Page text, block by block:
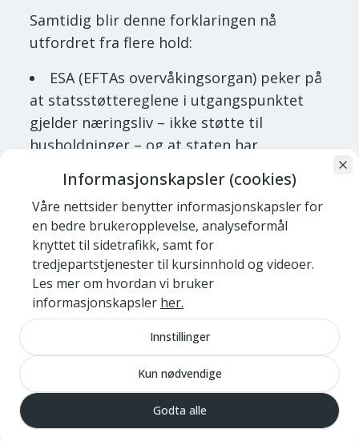
Samtidig blir denne forklaringen nå
utfordret fra flere hold:
ESA (EFTAs overvåkingsorgan) peker på
at statsstøttereglene i utgangspunktet
gjelder næringsliv – ikke støtte til
husholdninger – og at staten har
som treffer forbrukerne.
NKF mener det ikke foreligger en reell
konkurranseproblematikk, og at
begrunnelsen tyder på et mangelfullt
faktagrunnlag.
Flere partier på Stortinget – blant
annetRødt, SV og Senterpartiet– avviser
at EØS er en tilstrekkelig forklaring, og
peker på at dette i større grad handler om
Informasjonskapsler (cookies)
Våre nettsider benytter informasjonskapsler for
en bedre brukeropplevelse, analyseformål
knyttet til sidetrafikk, samt for
tredjepartstjenester til kursinnhold og videoer.
Les mer om hvordan vi bruker
informasjonskapsler her.
Innstillinger
Kun nødvendige
Godta alle